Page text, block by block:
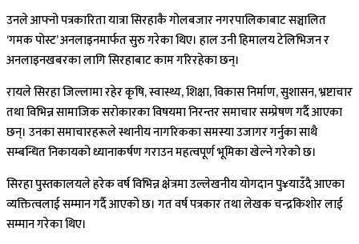
उनले आफ्नो पत्रकारिता यात्रा सिरहाकै गोलबजार नगरपालिकाबाट सञ्चालित
‘गमक पोस्ट’ अनलाइनमार्फत सुरु गरेका थिए। हाल उनी हिमालय टेलिभिजन र
अनलाइनखबरका लागि सिरहाबाट काम गरिरहेका छन्।
रायले सिरहा जिल्लामा रहेर कृषि, स्वास्थ्य, शिक्षा, विकास निर्माण, सुशासन, भ्रष्टाचार
तथा विभिन्न सामाजिक सरोकारका विषयमा निरन्तर समाचार सम्प्रेषण गर्दै आएका
छन्। उनका समाचारहरूले स्थानीय नागरिकका समस्या उजागर गर्नुका साथै
सम्बन्धित निकायको ध्यानाकर्षण गराउन महत्वपूर्ण भूमिका खेल्ने गरेको छ।
सिरहा पुस्तकालयले हरेक वर्ष विभिन्न क्षेत्रमा उल्लेखनीय योगदान पु¥याउँदै आएका
व्यक्तित्वलाई सम्मान गर्दै आएको छ। गत वर्ष पत्रकार तथा लेखक चन्द्रकिशोर लाई
सम्मान गरेका थिए।